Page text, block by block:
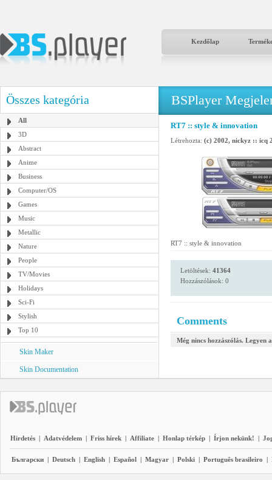
Kezdőlap
Összes kategória
All
3D
Abstract
Anime
Business
Computer/OS
Games
Music
Metallic
Nature
People
TV/Movies
Holidays
Sci-Fi
Stylish
Top 10
Skin Maker
Skin Documentation
BSPlayer
RT7 :: style & innovation
Létrehozta: (c) 2002, nickyz :: icq
RT7 :: style & innovation
Letöltések: 41364
Hozzászólások: 0
Comments
Még nincs hozzászólás. Legyen
Hirdetés | Adatvédelem | Friss hírek | Affiliate | Honlap térkép | Írjon nekünk! |
Български | Deutsch | English | Español | Magyar | Polski | Português brasileiro |